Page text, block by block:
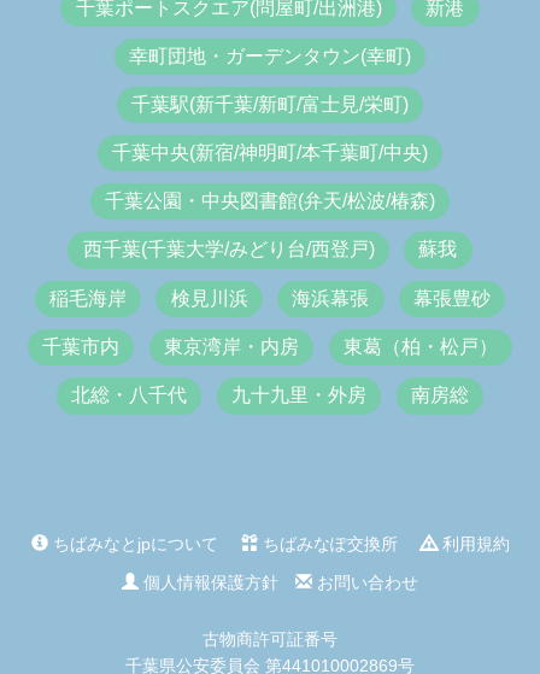
千葉ポートスクエア(問屋町/出洲港) 新港
幸町団地・ガーデンタウン(幸町)
千葉駅(新千葉/新町/富士見/栄町)
千葉中央(新宿/神明町/本千葉町/中央)
千葉公園・中央図書館(弁天/松波/椿森)
西千葉(千葉大学/みどり台/西登戸) 蘇我
稲毛海岸 検見川浜 海浜幕張 幕張豊砂
千葉市内 東京湾岸・内房 東葛（柏・松戸）
北総・八千代 九十九里・外房 南房総
ちばみなとjpについて ちばみなぽ交換所
利用規約
個人情報保護方針
お問い合わせ
古物商許可証番号
千葉県公安委員会 第441010002869号